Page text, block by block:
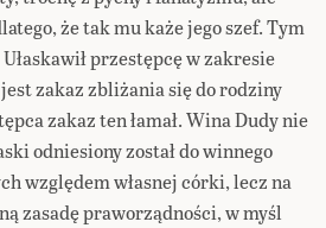
że tak mu każe jego szef. Tym
przestępcę w zakresie
zakaz zbliżania się do rodziny
zakaz ten łamał. Wina Dudy nie
odniesiony został do winnego
względem własnej córki, lecz na
zasadę praworządności, w myśl